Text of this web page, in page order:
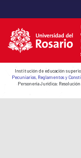
Institución de educación
Pecuniarios, Reglamentos y
Personería Jurídica: